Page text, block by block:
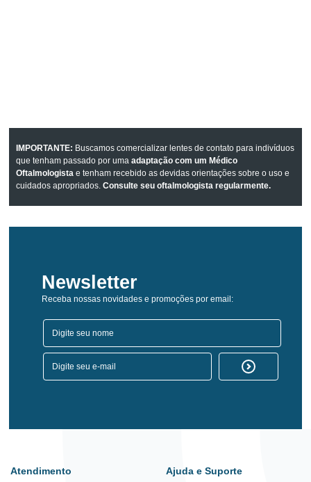
IMPORTANTE: Buscamos comercializar lentes de contato para indivíduos
que tenham passado por umaadaptação com um Médico
Oftalmologista e tenham recebido as devidas orientações sobre o uso e
cuidados apropriados.Consulte seu oftalmologista regularmente.
Newsletter
Receba nossas novidades e promoções por email:
Atendimento Ajuda e Suporte